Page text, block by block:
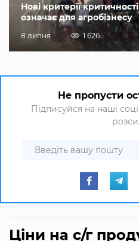
Нові критерії
означає для агробізнесу
8 липня 1 626
Не пропусти
Підписуйся на наші
Ціни на с/г